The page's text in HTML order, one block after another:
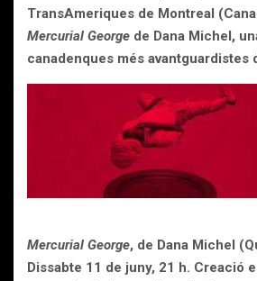
TransAmeriques de Montreal
Mercurial George de Dana Michel,
canadenques més avantguardistes
Mercurial George, de Dana Michel
Dissabte 11 de juny, 21 h. Creació